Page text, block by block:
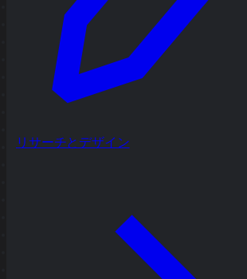
リサーチとデザイン